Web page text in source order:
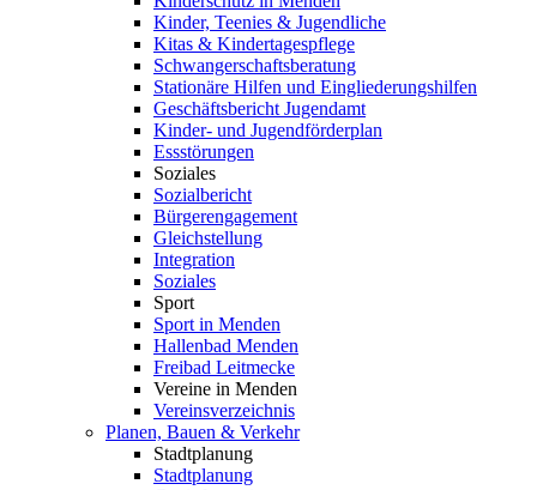
Kinder, Teenies & Jugendliche
Kitas & Kindertagespflege
Schwangerschaftsberatung
Stationäre Hilfen und Eingliederungshilfen
Geschäftsbericht Jugendamt
Kinder- und Jugendförderplan
Essstörungen
Soziales
Sozialbericht
Bürgerengagement
Gleichstellung
Integration
Soziales
Sport
Sport in Menden
Hallenbad Menden
Freibad Leitmecke
Vereine in Menden
Vereinsverzeichnis
Planen, Bauen & Verkehr
Stadtplanung
Stadtplanung